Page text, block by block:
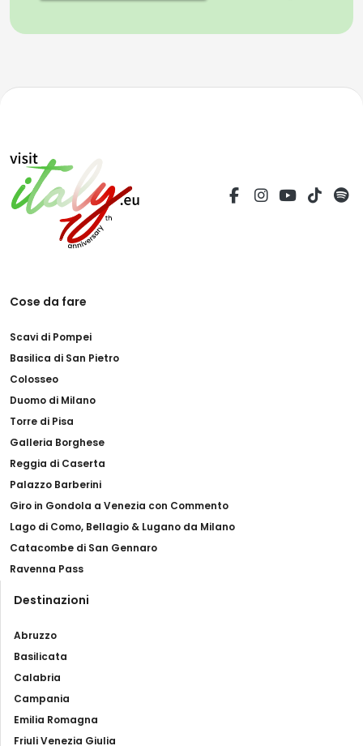
Cose da fare
Scavi di Pompei
Basilica di San Pietro
Colosseo
Duomo di Milano
Torre di Pisa
Galleria Borghese
Reggia di Caserta
Palazzo Barberini
Giro in Gondola a Venezia con Commento
Lago di Como, Bellagio & Lugano da Milano
Catacombe di San Gennaro
Ravenna Pass
Destinazioni
Abruzzo
Basilicata
Calabria
Campania
Emilia Romagna
Friuli Venezia Giulia